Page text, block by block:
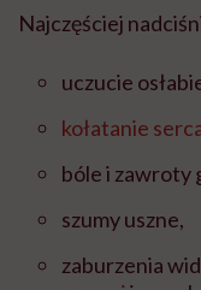
Najczęściej
uczucie
kołatanie
bóle i zawroty
szumy uszne,
zaburzenia